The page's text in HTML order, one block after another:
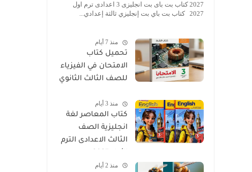
2027 كتاب بت باى بت انجليزى 3 اعدادى ترم اول
2027 كتاب بت باي بت إنجليزي ثالثة إعدادي...
منذ 7 أيام
تحميل كتاب
الامتحان في الفيزياء
للصف الثالث الثانوي
الشرح
منذ 3 أيام
كتاب المعاصر لغة
انجليزية الصف
الثالث الاعدادى الترم
منذ 2 أيام